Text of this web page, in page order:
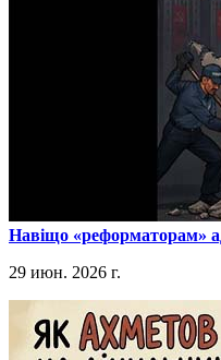
​Навіщо «реформаторам»
29 июн. 2026 г.